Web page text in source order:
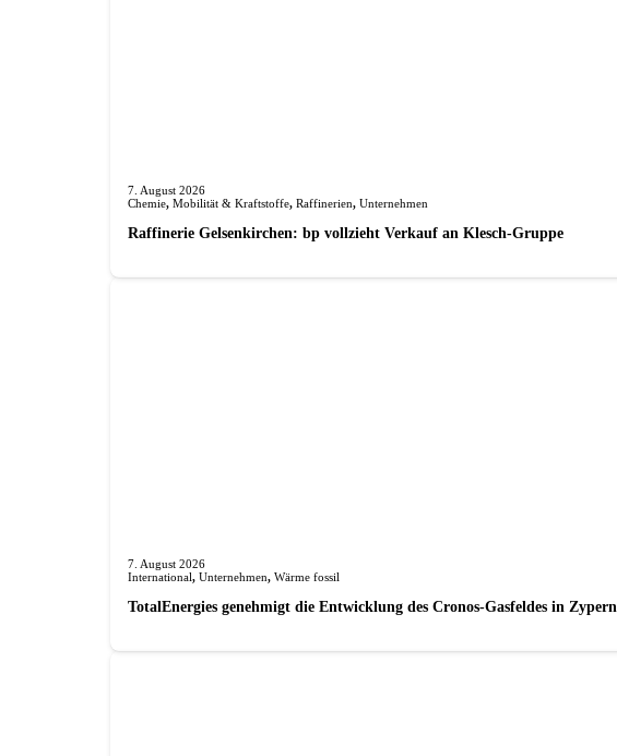
7. August 2026
Chemie, Mobilität & Kraftstoffe, Raffinerien, Unternehmen
Raffinerie Gelsenkirchen: bp vollzieht Verkauf an Klesch-Gruppe
7. August 2026
International, Unternehmen, Wärme fossil
TotalEnergies genehmigt die Entwicklung des Cronos-Gasfeldes in Zypern